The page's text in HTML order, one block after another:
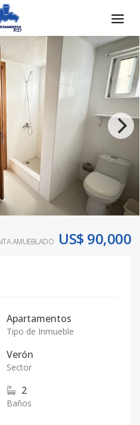
AMUEBLADO US$ 90,000
Apartamentos
Tipo de Inmueble
Verón
Sector
2
Baños